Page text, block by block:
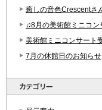
癒しの音色Crescentさ
♫8月の美術館ミニコン
美術館ミニコンサート
7月の休館日のお知らせ